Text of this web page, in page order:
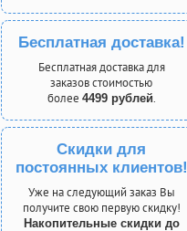
Бесплатная доставка!
Бесплатная доставка для
заказов стоимостью
более 4499 рублей.
Скидки для
постоянных клиентов!
Уже на следующий заказ Вы
получите свою первую скидку!
Накопительные скидки до